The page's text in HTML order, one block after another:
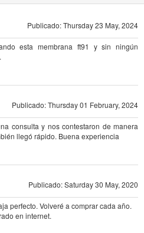
Publicado: Thursday 23 May, 2024
esta membrana ft91 y sin ningún
Publicado: Thursday 01 February, 2024
consulta y nos contestaron de manera
llegó rápido. Buena experiencia
Publicado: Saturday 30 May, 2020
perfecto. Volveré a comprar cada año.
en internet.